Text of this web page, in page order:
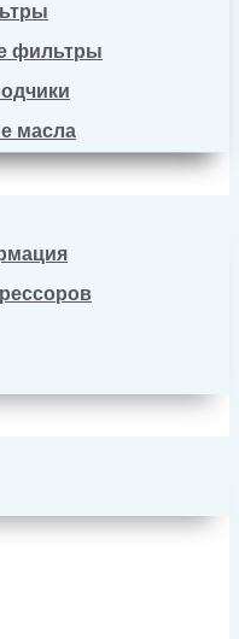
фильтры
масла